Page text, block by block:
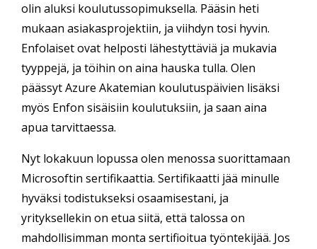
olin aluksi koulutussopimuksella. Pääsin heti
mukaan asiakasprojektiin, ja viihdyn tosi hyvin.
Enfolaiset ovat helposti lähestyttäviä ja mukavia
tyyppejä, ja töihin on aina hauska tulla. Olen
päässyt Azure Akatemian koulutuspäivien lisäksi
myös Enfon sisäisiin koulutuksiin, ja saan aina
apua tarvittaessa.
Nyt lokakuun lopussa olen menossa suorittamaan
Microsoftin sertifikaattia. Sertifikaatti jää minulle
hyväksi todistukseksi osaamisestani, ja
yrityksellekin on etua siitä, että talossa on
mahdollisimman monta sertifioitua työntekijää. Jos